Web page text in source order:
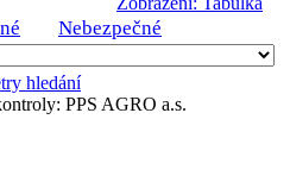
Nebezpečné
hledání
PPS AGRO a.s.